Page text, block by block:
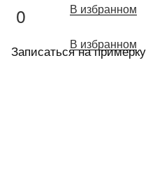
В избранном
0
В избранном
Записаться на примерку